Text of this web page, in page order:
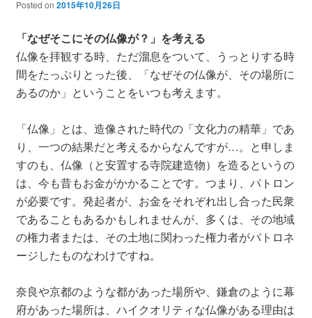
Posted on 2015年10月26日
「なぜそこにその仏像が？」を考える
仏像を拝観する時、ただ溜息をついて、うっとりする時
間をたっぷりとった後、「なぜその仏像が、その場所に
あるのか」ということをいつも考えます。
「仏像」とは、造像された時代の「文化力の精華」であ
り、一つの結果だと考えるからなんですが…。と申しま
すのも、仏像（と安置する寺院建造物）を造るというの
は、今も昔もお金がかかることです。つまり、パトロン
が必要です。発起者が、お金をそれぞれ出し合った民衆
であることもあるかもしれませんが、多くは、その地域
の権力者または、その土地に関わった権力者がパトロネ
ージしたものなわけですね。
奈良や京都のような都があった場所や、鎌倉のように幕
府があった場所は、ハイクオリティな仏像がある理由は